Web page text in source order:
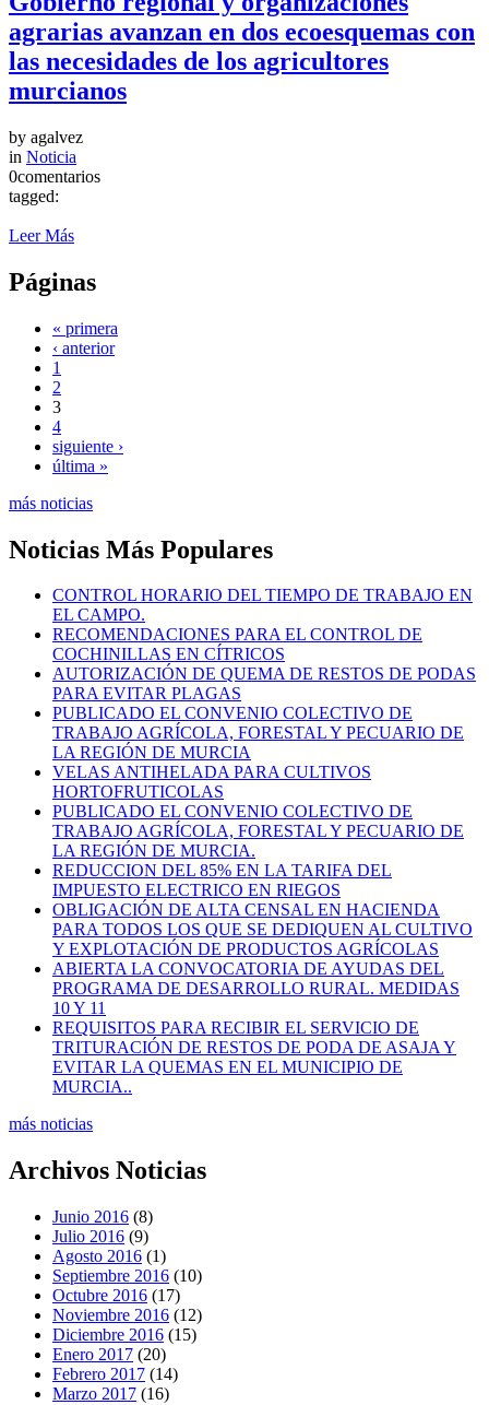
agrarias avanzan en dos ecoesquemas con
las necesidades de los agricultores
murcianos
by agalvez
in Noticia
0comentarios
tagged:
Leer Más
Páginas
« primera
‹ anterior
1
2
3
4
siguiente ›
última »
más noticias
Noticias Más Populares
CONTROL HORARIO DEL TIEMPO DE TRABAJO EN
EL CAMPO.
RECOMENDACIONES PARA EL CONTROL DE
COCHINILLAS EN CÍTRICOS
AUTORIZACIÓN DE QUEMA DE RESTOS DE PODAS
PARA EVITAR PLAGAS
PUBLICADO EL CONVENIO COLECTIVO DE
TRABAJO AGRÍCOLA, FORESTAL Y PECUARIO DE
LA REGIÓN DE MURCIA
VELAS ANTIHELADA PARA CULTIVOS
HORTOFRUTICOLAS
PUBLICADO EL CONVENIO COLECTIVO DE
TRABAJO AGRÍCOLA, FORESTAL Y PECUARIO DE
LA REGIÓN DE MURCIA.
REDUCCION DEL 85% EN LA TARIFA DEL
IMPUESTO ELECTRICO EN RIEGOS
OBLIGACIÓN DE ALTA CENSAL EN HACIENDA
PARA TODOS LOS QUE SE DEDIQUEN AL CULTIVO
Y EXPLOTACIÓN DE PRODUCTOS AGRÍCOLAS
ABIERTA LA CONVOCATORIA DE AYUDAS DEL
PROGRAMA DE DESARROLLO RURAL. MEDIDAS
10 Y 11
REQUISITOS PARA RECIBIR EL SERVICIO DE
TRITURACIÓN DE RESTOS DE PODA DE ASAJA Y
EVITAR LA QUEMAS EN EL MUNICIPIO DE
MURCIA..
más noticias
Archivos Noticias
Junio 2016 (8)
Julio 2016 (9)
Agosto 2016 (1)
Septiembre 2016 (10)
Octubre 2016 (17)
Noviembre 2016 (12)
Diciembre 2016 (15)
Enero 2017 (20)
Febrero 2017 (14)
Marzo 2017 (16)